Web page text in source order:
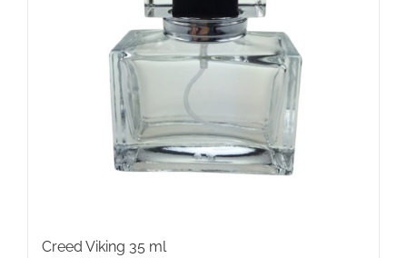
Creed Viking 35 ml